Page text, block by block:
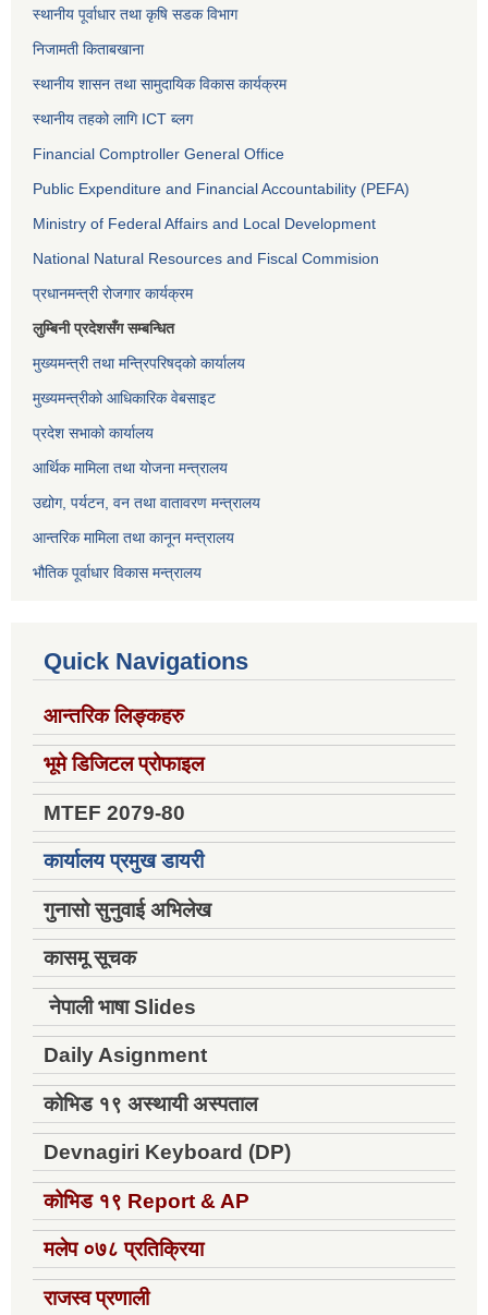
स्थानीय पूर्वाधार तथा कृषि सडक विभाग
निजामती किताबखाना
स्थानीय शासन तथा सामुदायिक विकास कार्यक्रम
स्थानीय तहको लागि ICT ब्लग
Financial Comptroller General Office
Public Expenditure and Financial Accountability (PEFA)
Ministry of Federal Affairs and Local Development
National Natural Resources and Fiscal Commision
प्रधानमन्त्री रोजगार कार्यक्रम
लुम्बिनी प्रदेशसँग सम्बन्धित
मुख्यमन्त्री तथा मन्त्रिपरिषद्को कार्यालय
मुख्यमन्त्रीको आधिकारिक वेबसाइट
प्रदेश सभाको कार्यालय
आर्थिक मामिला तथा योजना मन्त्रालय
उद्योग, पर्यटन, वन तथा वातावरण मन्त्रालय
आन्तरिक मामिला तथा कानून मन्त्रालय
भौतिक पूर्वाधार विकास मन्त्रालय
Quick Navigations
आन्तरिक लिङ्कहरु
भूमे डिजिटल प्रोफाइल
MTEF 2079-80
कार्यालय प्रमुख डायरी
गुनासो सुनुवाई अभिलेख
कासमू सूचक
नेपाली भाषा Slides
Daily Asignment
कोभिड १९ अस्थायी अस्पताल
Devnagiri Keyboard (DP)
कोभिड १९ Report & AP
मलेप ०७८ प्रतिक्रिया
राजस्व प्रणाली